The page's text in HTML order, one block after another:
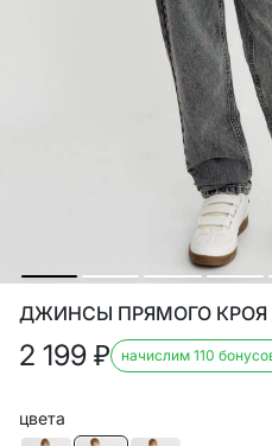
ДЖИНСЫ ПРЯМОГО КРОЯ
2 199 ₽ начислим 110
цвета